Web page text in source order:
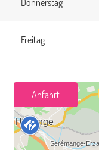
Donnerstag
Freitag
Anfahrt